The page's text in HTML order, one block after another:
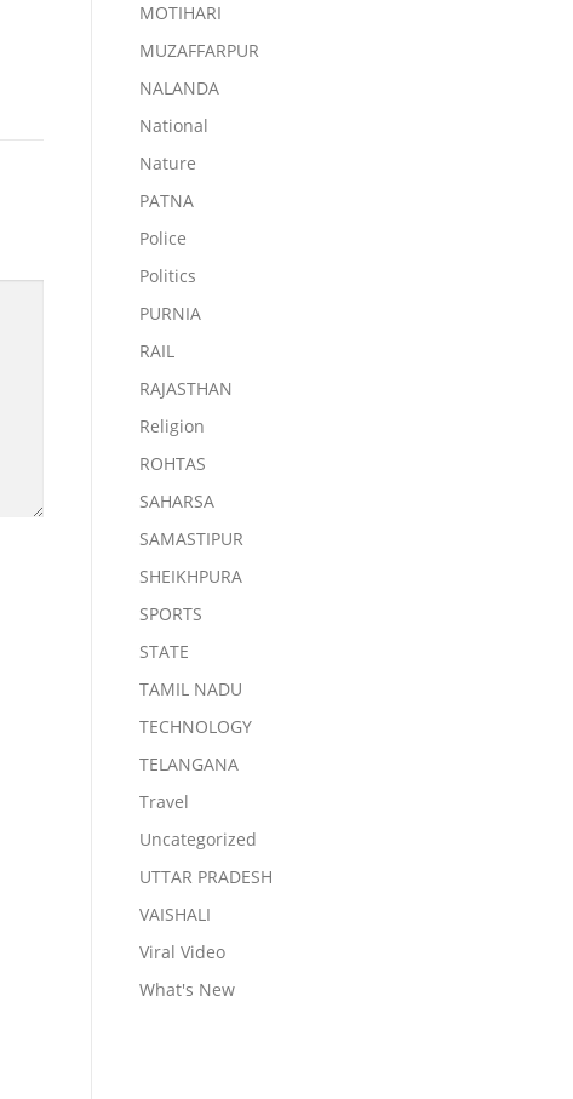
MOTIHARI
MUZAFFARPUR
NALANDA
National
Nature
PATNA
Police
Politics
PURNIA
RAIL
RAJASTHAN
Religion
ROHTAS
SAHARSA
SAMASTIPUR
SHEIKHPURA
SPORTS
STATE
TAMIL NADU
TECHNOLOGY
TELANGANA
Travel
Uncategorized
UTTAR PRADESH
VAISHALI
Viral Video
What's New